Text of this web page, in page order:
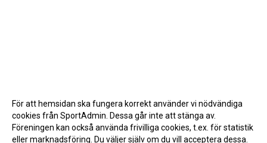
För att hemsidan ska fungera korrekt använder vi nödvändiga
cookies från SportAdmin. Dessa går inte att stänga av.
Föreningen kan också använda frivilliga cookies, t.ex. för statistik
eller marknadsföring. Du väljer själv om du vill acceptera dessa.